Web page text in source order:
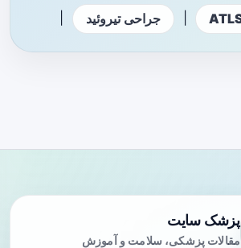
جراحی تیروئید
پزشک سایت
مقالات پزشکی، سلامت و آموزش